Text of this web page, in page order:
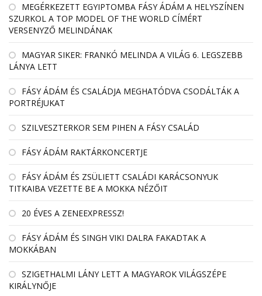
MEGÉRKEZETT EGYIPTOMBA FÁSY ÁDÁM A HELYSZÍNEN
SZURKOL A TOP MODEL OF THE WORLD CÍMÉRT
VERSENYZŐ MELINDÁNAK
MAGYAR SIKER: FRANKÓ MELINDA A VILÁG 6. LEGSZEBB
LÁNYA LETT
FÁSY ÁDÁM ÉS CSALÁDJA MEGHATÓDVA CSODÁLTÁK A
PORTRÉJUKAT
SZILVESZTERKOR SEM PIHEN A FÁSY CSALÁD
FÁSY ÁDÁM RAKTÁRKONCERTJE
FÁSY ÁDÁM ÉS ZSÜLIETT CSALÁDI KARÁCSONYUK
TITKAIBA VEZETTE BE A MOKKA NÉZŐIT
20 ÉVES A ZENEEXPRESSZ!
FÁSY ÁDÁM ÉS SINGH VIKI DALRA FAKADTAK A
MOKKÁBAN
SZIGETHALMI LÁNY LETT A MAGYAROK VILÁGSZÉPE
KIRÁLYNŐJE